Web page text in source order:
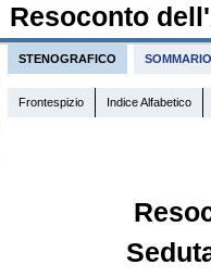
Resoconto
STENOGRAFICO SOMMARIO
Frontespizio Indice Alfabetico